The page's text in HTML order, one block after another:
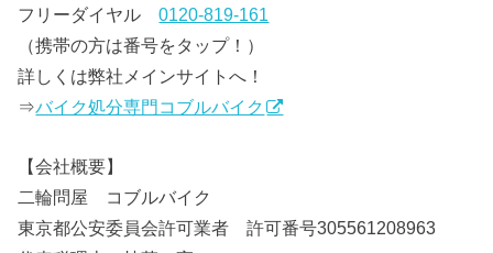
フリーダイヤル0120-819-161
（携帯の方は番号をタップ！）
詳しくは弊社メインサイトへ！
⇒バイク処分専門コブルバイク
【会社概要】
二輪問屋 コブルバイク
東京都公安委員会許可業者 許可番号305561208963